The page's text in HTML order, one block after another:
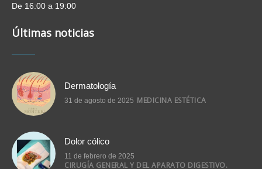
De 16:00 a 19:00
Últimas noticias
MEDICINA ESTÉTICA
31 de agosto de 2025
Dermatología
CIRUGÍA GENERAL Y DEL APARATO DIGESTIVO.
11 de febrero de 2025
Dolor cólico